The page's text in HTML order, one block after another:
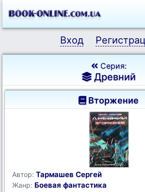
Вход
Серия:
Древний
Вторжение
Автор: Тармашев Сергей
Жанр: Боевая фантастика